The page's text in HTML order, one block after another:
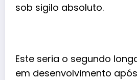
sob sigilo absoluto.
Este seria o segundo
em desenvolvimento